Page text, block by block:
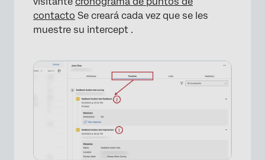
contacto Se creará cada vez que se les
muestre su intercept .